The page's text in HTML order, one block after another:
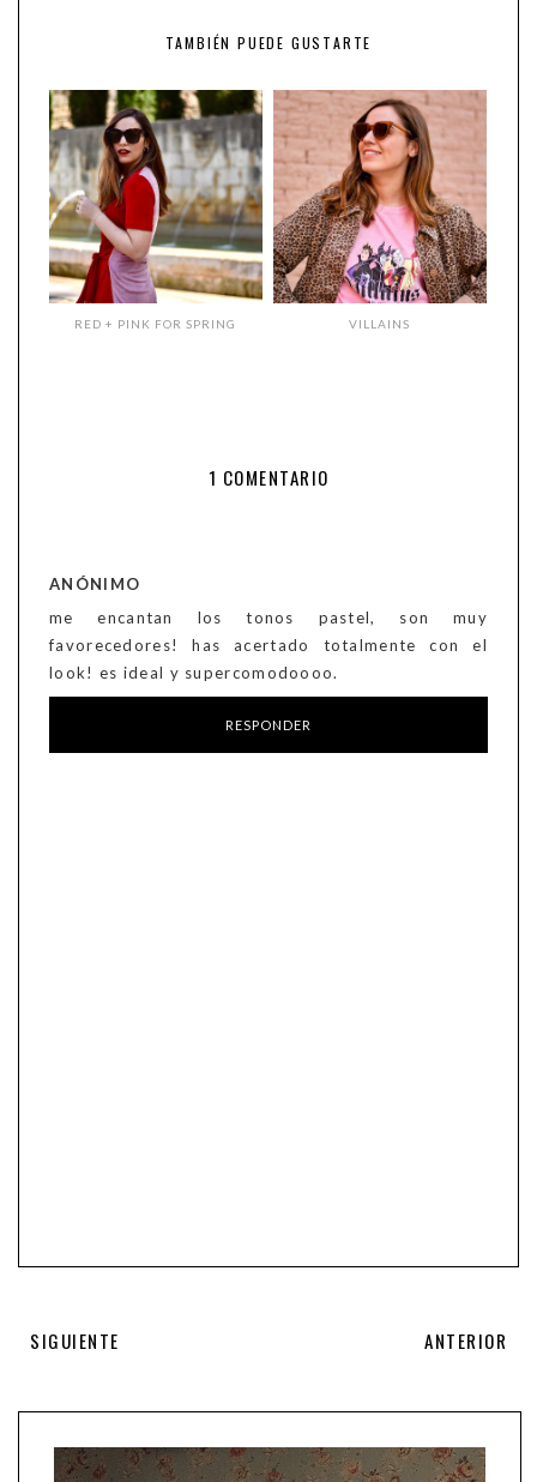
TAMBIÉN PUEDE GUSTARTE
RED + PINK FOR SPRING VILLAINS
1 COMENTARIO
ANÓNIMO
me encantan los tonos pastel, son muy
favorecedores! has acertado totalmente con el
look! es ideal y supercomodoooo.
RESPONDER
SIGUIENTE ANTERIOR